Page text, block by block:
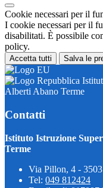
Cookie necessari per il
I cookie necessari per il
disabilitati. È possibile
policy.
Accetta tutti Salva le
Alberti Abano Terme
Contatti
Istituto Istruzione
Terme
Via Pillon, 4 -
Tel: 049 812424